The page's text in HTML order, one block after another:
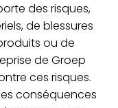
des risques,
de blessures
ou de
de Groep
ces risques.
conséquences